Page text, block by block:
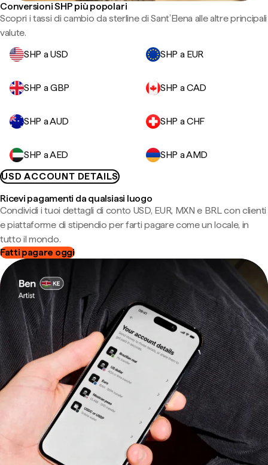
Conversioni SHP più popolari
Scopri i tassi di cambio da sterline di Sant’Elena alle altre principali
valute.
SHP a USD
SHP a EUR
SHP a GBP SHP a CAD
SHP a AUD SHP a CHF
SHP a AED
SHP a AMD
USD ACCOUNT DETAILS
Ricevi pagamenti da qualsiasi luogo
Condividi i tuoi dettagli di conto USD, EUR, MXN e BRL con clienti
e piattaforme di stipendio per farti pagare come un locale, in
tutto il mondo.
Fatti pagare oggi